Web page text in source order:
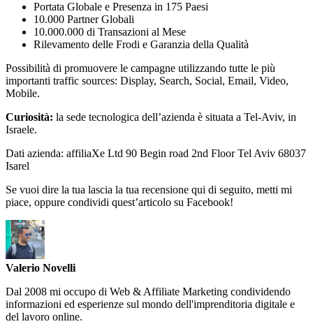
Portata Globale e Presenza in 175 Paesi
10.000 Partner Globali
10.000.000 di Transazioni al Mese
Rilevamento delle Frodi e Garanzia della Qualità
Possibilità di promuovere le campagne utilizzando tutte le più
importanti traffic sources: Display, Search, Social, Email, Video,
Mobile.
Curiosità: la sede tecnologica dell’azienda è situata a Tel-Aviv, in
Israele.
Dati azienda: affiliaXe Ltd 90 Begin road 2nd Floor Tel Aviv 68037
Isarel
Se vuoi dire la tua lascia la tua recensione qui di seguito, metti mi
piace, oppure condividi quest’articolo su Facebook!
Valerio Novelli
Dal 2008 mi occupo di Web & Affiliate Marketing condividendo
informazioni ed esperienze sul mondo dell'imprenditoria digitale e
del lavoro online.